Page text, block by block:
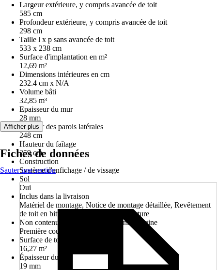
Largeur extérieure, y compris avancée de toit
585 cm
Profondeur extérieure, y compris avancée de toit
298 cm
Taille l x p sans avancée de toit
533 x 238 cm
Surface d'implantation en m²
12,69 m²
Dimensions intérieures en cm
232.4 cm x N/A
Volume bâti
32,85 m³
Epaisseur du mur
28 mm
Hauteur des parois latérales
248 cm
Hauteur du faîtage
259 cm
Construction
Système d'enfichage / de vissage
Sol
Oui
Inclus dans la livraison
Matériel de montage, Notice de montage détaillée, Revêtement
de toit en bitume pour première couverture
Non contenu dans le matériel fourni d'origine
Première couverture du toit
Surface de toit
16,27 m²
Épaisseur du toit
19 mm
Afficher plus
Fiches de données
Sauter une section